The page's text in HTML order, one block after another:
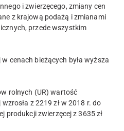
i zwierzęcego, zmiany cen
z krajową podażą i zmianami
przede wszystkim
cenach bieżących była wyższa
rolnych (UR) wartość
z 2219 zł w 2018 r. do
produkcji zwierzęcej z 3635 zł